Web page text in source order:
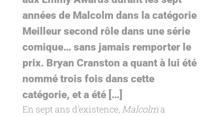
années de Malcolm dans la catégorie
Meilleur second rôle dans une série
comique… sans jamais remporter le
prix. Bryan Cranston a quant à lui été
nommé trois fois dans cette
catégorie, et a été […]
En sept ans d’existence, Malcolm a